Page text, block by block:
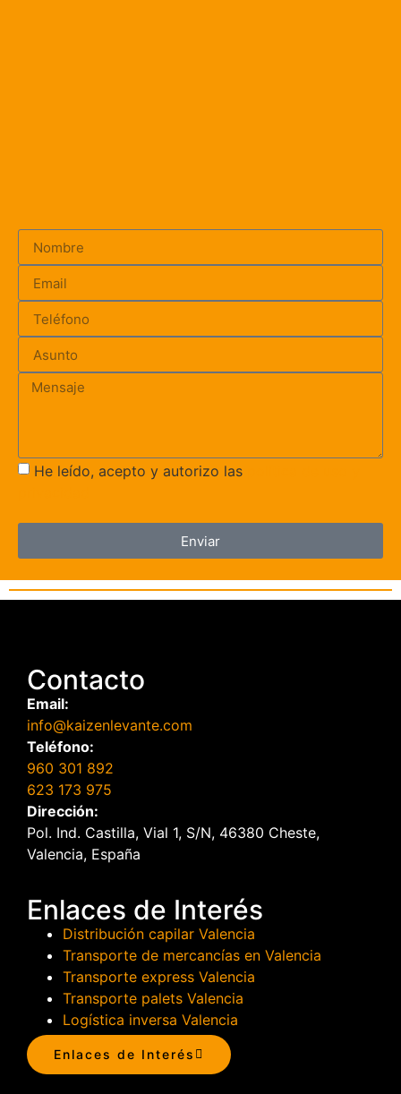
He leído, acepto y autorizo las
Enviar
Contacto
Email:
info@kaizenlevante.com
Teléfono:
960 301 892
623 173 975
Dirección:
Pol. Ind. Castilla, Vial 1, S/N, 46380 Cheste,
Valencia, España
Enlaces de Interés
Distribución capilar Valencia
Transporte de mercancías en Valencia
Transporte express Valencia
Transporte palets Valencia
Logística inversa Valencia
Enlaces de Interés